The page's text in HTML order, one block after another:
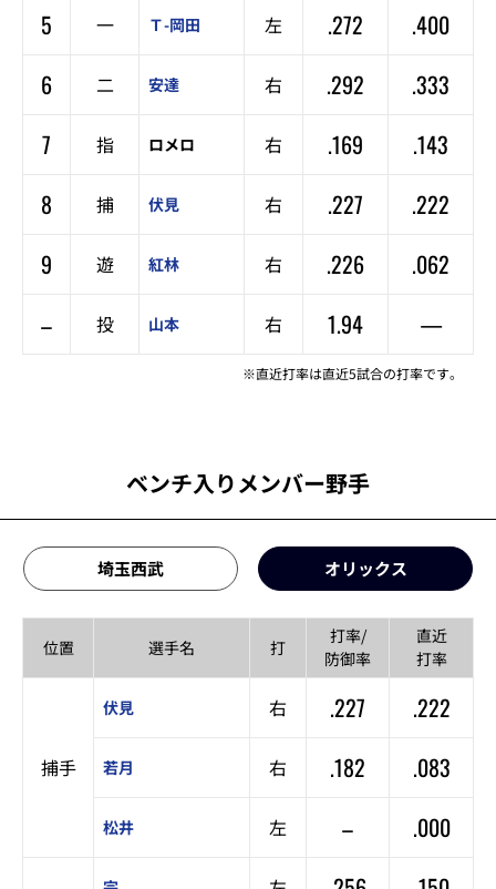
5
一 Ｔ-岡田 左 .272
.400
6
二 安達 右 .292
.333
7
指 ロメロ 右 .169
.143
8
捕 伏見 右 .227
.222
9
遊 紅林 右 .226
.062
–
投 山本 右 1.94 —
※直近打率は直近5試合の打率です。
ベンチ入りメンバー野手
埼玉西武 オリックス
位置 選手名 打
打率/
防御率
直近
打率
捕手
伏見 右 .227 .222
若月 右 .182 .083
松井 左 – .000